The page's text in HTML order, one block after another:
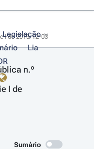
Legislação
Lia
I de 2013-12-03
n.º
I de
Sumário